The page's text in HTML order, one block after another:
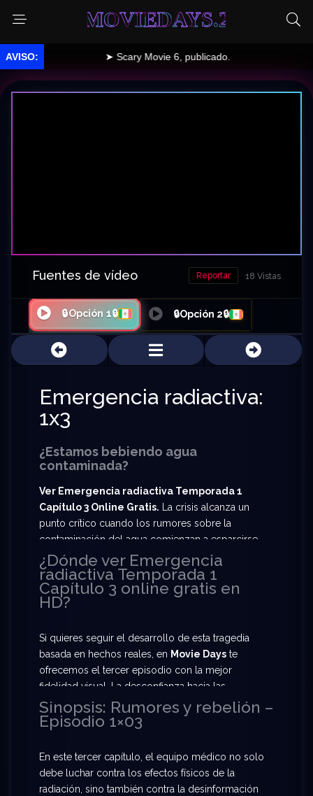
MOVIEDAYS.2
➤ Scary Movie 6, publicado.
Fuentes de vídeo 18 Vistas
Reportar
🔒Opción 1🔒 🔒Opción 2🔒
Emergencia radiactiva:
1x3
¿Estamos bebiendo agua
contaminada?
Ver Emergencia radiactiva Temporada 1
Capítulo 3 Online Gratis. La crisis alcanza un
punto crítico cuando los rumores sobre la
contaminación del agua comienzan a esparcirse
por toda la ciudad. Mientras el miedo se
transforma en desesperación, la tensión social
estalla: algunos ciudadanos se rebelan contra los
estrictos métodos de los médicos, mientras otros
Prepárate para Ver Emergencia radiactiva
Temporada 1 Capítulo 3 Online Gratisy vive el
momento más tenso de la emergencia.
¿Dónde ver Emergencia
radiactiva Temporada 1
Capítulo 3 online gratis en
HD?
Si quieres seguir el desarrollo de esta tragedia
basada en hechos reales, en Movie Days te
ofrecemos el tercer episodio con la mejor
fidelidad visual. La desconfianza hacia las
autoridades y el pánico por los recursos básicos
marcan el ritmo de esta entrega. Tienes la
Temporada 1 Capítulo 3 Online Gratis
en alta
definición y con servidores de respuesta rápida.
Sinopsis: Rumores y rebelión –
Episodio 1×03
En este tercer capítulo, el equipo médico no solo
debe luchar contra los efectos físicos de la
radiación, sino también contra la desinformación